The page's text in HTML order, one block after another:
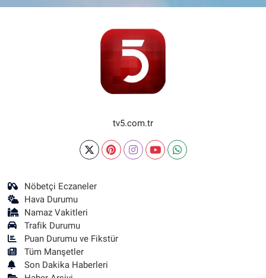
tv5.com.tr
Nöbetçi Eczaneler
Hava Durumu
Namaz Vakitleri
Trafik Durumu
Puan Durumu ve Fikstür
Tüm Manşetler
Son Dakika Haberleri